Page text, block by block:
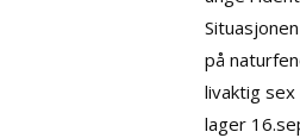
på
livaktig sex
lager